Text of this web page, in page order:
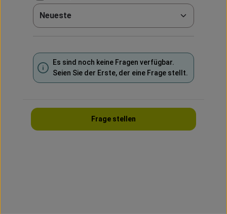
Sortieren nach
Es sind noch keine Fragen verfügbar.
Seien Sie der Erste, der eine Frage stellt.
Frage stellen